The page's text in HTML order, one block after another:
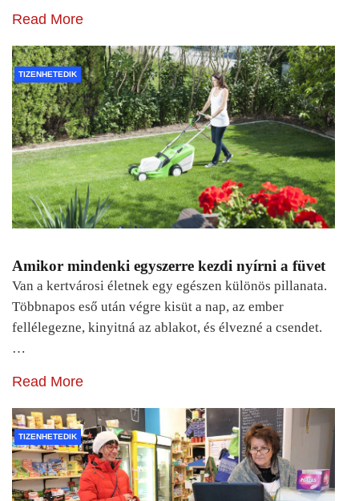
Read More
TIZENHETEDIK
Amikor mindenki egyszerre kezdi nyírni a füvet
Van a kertvárosi életnek egy egészen különös pillanata.
Többnapos eső után végre kisüt a nap, az ember
fellélegezne, kinyitná az ablakot, és élvezné a csendet.
…
Read More
TIZENHETEDIK